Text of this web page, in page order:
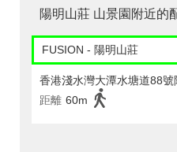
陽明山莊 山景園附近的
FUSION - 陽明山莊
香港淺水灣大潭水塘道88
距離 60m